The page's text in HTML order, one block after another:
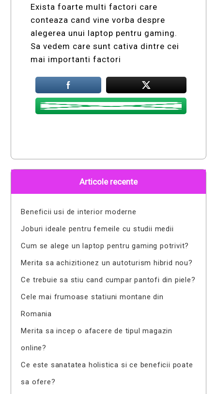
Exista foarte multi factori care
conteaza cand vine vorba despre
alegerea unui laptop pentru gaming.
Sa vedem care sunt cativa dintre cei
mai importanti factori
Articole recente
Beneficii usi de interior moderne
Joburi ideale pentru femeile cu studii medii
Cum se alege un laptop pentru gaming potrivit?
Merita sa achizitionez un autoturism hibrid nou?
Ce trebuie sa stiu cand cumpar pantofi din piele?
Cele mai frumoase statiuni montane din
Romania
Merita sa incep o afacere de tipul magazin
online?
Ce este sanatatea holistica si ce beneficii poate
sa ofere?